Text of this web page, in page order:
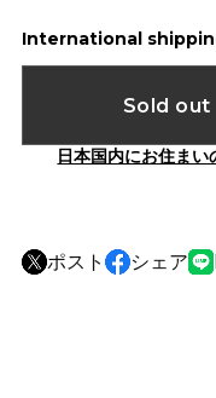
International
Sold out
日本国内にお住まい
ポスト シェア